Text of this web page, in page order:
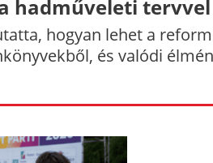
hadműveleti tervvel
hogyan lehet a
és valódi